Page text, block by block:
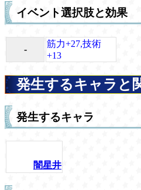
イベント選択肢と効果
-
筋力+27,技術
+13
発生するキャラと
発生するキャラ
闇星井